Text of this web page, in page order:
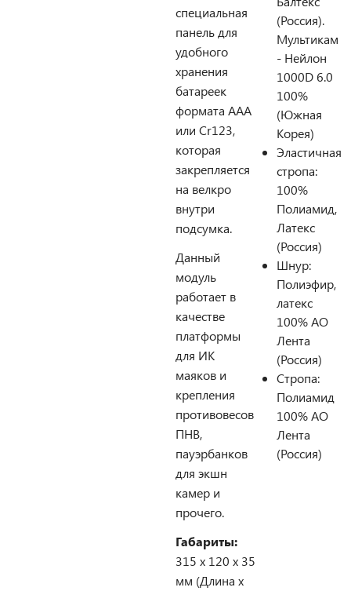
специальная
панель для
удобного
хранения
батареек
формата ААА
или Cr123,
которая
закрепляется
на велкро
внутри
подсумка.
Данный
модуль
работает в
качестве
платформы
для ИК
маяков и
крепления
противовесов
ПНВ,
пауэрбанков
для экшн
камер и
прочего.
Габариты:
315 х 120 х 35
мм (Длина х
(Россия).
Мультикам
- Нейлон
1000D 6.0
100%
(Южная
Корея)
Эластичная
стропа:
100%
Полиамид,
Латекс
(Россия)
Шнур:
Полиэфир,
латекс
100% АО
Лента
(Россия)
Стропа:
Полиамид
100% AO
Лента
(Россия)